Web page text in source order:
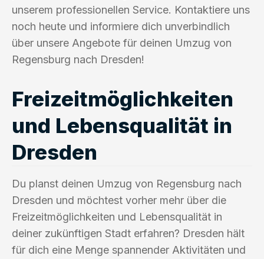
unserem professionellen Service. Kontaktiere uns
noch heute und informiere dich unverbindlich
über unsere Angebote für deinen Umzug von
Regensburg nach Dresden!
Freizeitmöglichkeiten
und Lebensqualität in
Dresden
Du planst deinen Umzug von Regensburg nach
Dresden und möchtest vorher mehr über die
Freizeitmöglichkeiten und Lebensqualität in
deiner zukünftigen Stadt erfahren? Dresden hält
für dich eine Menge spannender Aktivitäten und